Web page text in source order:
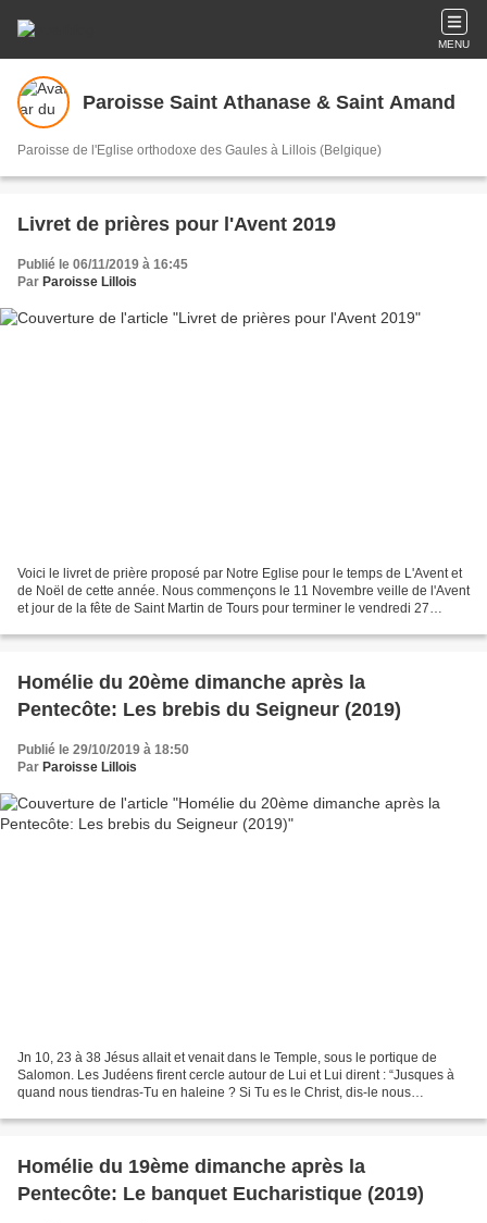
MENU
Paroisse Saint Athanase & Saint Amand
Paroisse de l'Eglise orthodoxe des Gaules à Lillois (Belgique)
Livret de prières pour l'Avent 2019
Publié le 06/11/2019 à 16:45
Par Paroisse Lillois
Voici le livret de prière proposé par Notre Eglise pour le temps de L'Avent et
de Noël de cette année. Nous commençons le 11 Novembre veille de l'Avent
et jour de la fête de Saint Martin de Tours pour terminer le vendredi 27
Homélie du 20ème dimanche après la
Pentecôte: Les brebis du Seigneur (2019)
Publié le 29/10/2019 à 18:50
Par Paroisse Lillois
Jn 10, 23 à 38 Jésus allait et venait dans le Temple, sous le portique de
Salomon. Les Judéens firent cercle autour de Lui et Lui dirent : “Jusques à
quand nous tiendras-Tu en haleine ? Si Tu es le Christ, dis-le nous
Homélie du 19ème dimanche après la
Pentecôte: Le banquet Eucharistique (2019)